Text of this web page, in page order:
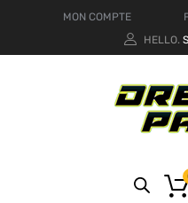
MON COMPTE
HELLO.